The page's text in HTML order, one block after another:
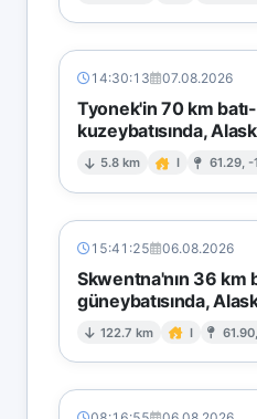
14:30:13 07.08.2026
Tyonek'in 70 km batı-
kuzeybatısında,
5.8 km I 61.29, -
15:41:25 06.08.2026
Skwentna'nın 36 km
güneybatısında,
122.7 km I